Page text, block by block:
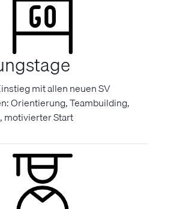
mit allen neuen SV
Orientierung, Teambuilding,
motivierter Start